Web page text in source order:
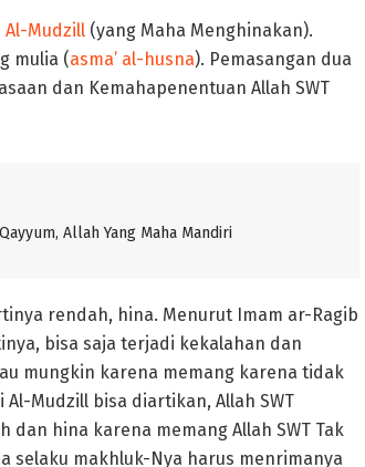
Al-Mudzill (yang Maha Menghinakan).
mulia (asma’ al-husna). Pemasangan dua
dan Kemahapenentuan Allah SWT
Allah Yang Maha Mandiri
rendah, hina. Menurut Imam ar-Ragib
bisa saja terjadi kekalahan dan
mungkin karena memang karena tidak
Mudzill bisa diartikan, Allah SWT
hina karena memang Allah SWT Tak
selaku makhluk-Nya harus menrimanya